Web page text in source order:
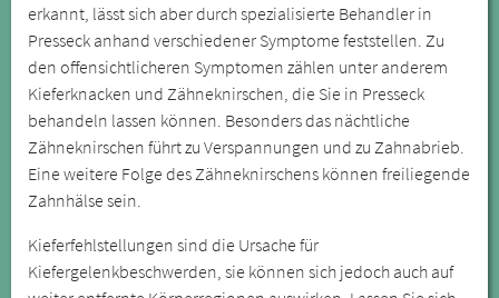
erkannt, lässt sich aber durch spezialisierte Behandler in
Presseck anhand verschiedener Symptome feststellen. Zu
den offensichtlicheren Symptomen zählen unter anderem
Kieferknacken und Zähneknirschen, die Sie in Presseck
behandeln lassen können. Besonders das nächtliche
Zähneknirschen führt zu Verspannungen und zu Zahnabrieb.
Eine weitere Folge des Zähneknirschens können freiliegende
Zahnhälse sein.
Kieferfehlstellungen sind die Ursache für
Kiefergelenkbeschwerden, sie können sich jedoch auch auf